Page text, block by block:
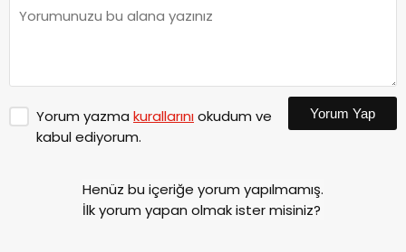
Yorum yazma kurallarınıokudum ve
kabul ediyorum.
Yorum Yap
Henüz bu içeriğe yorum yapılmamış.
İlk yorum yapan olmak ister misiniz?